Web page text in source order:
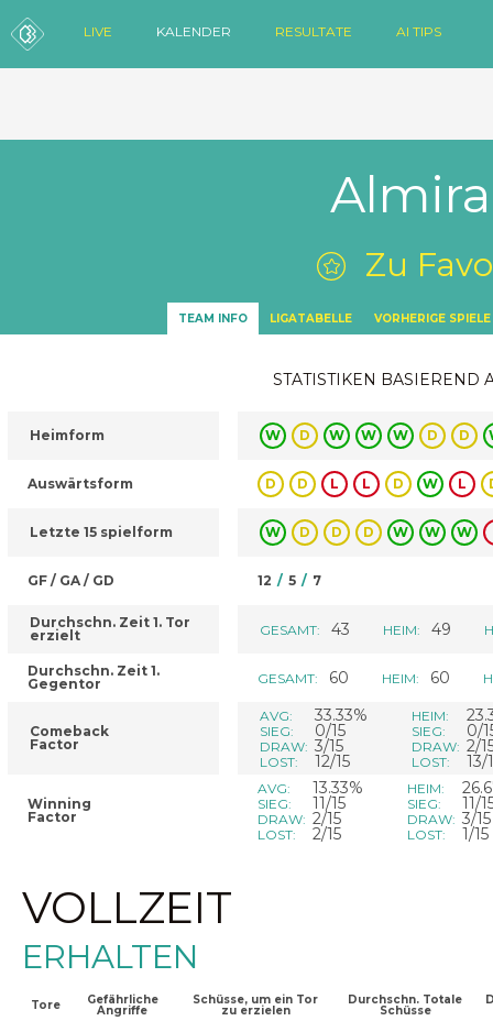
LIVE KALENDER RESULTATE AI TIPS
Zu
TEAM INFO LIGATABELLE VORHERIGE SPIELE
STATISTIKEN BASIEREND
Heimform
Auswärtsform
Letzte 15 spielform
GF / GA / GD
Durchschn. Zeit 1. Tor
erzielt
Durchschn. Zeit 1.
Gegentor
Comeback
Factor
Winning
Factor
W D W W W D D
D D L L D W L
W D D D W W W
12 / 5 / 7
GESAMT: 43 HEIM: 49
GESAMT: 60 HEIM: 60
AVG: 33.33%
SIEG: 0/15
DRAW: 3/15
LOST: 12/15
HEIM:
SIEG: 0/
DRAW: 2/
LOST: 13/
AVG: 13.33%
SIEG: 11/15
DRAW: 2/15
LOST: 2/15
HEIM:
SIEG: 11/
DRAW: 3/15
LOST: 1/15
VOLLZEIT
ERHALTEN
Tore Gefährliche
Angriffe
Schüsse, um ein Tor
zu erzielen
Durchschn. Totale
Schüsse